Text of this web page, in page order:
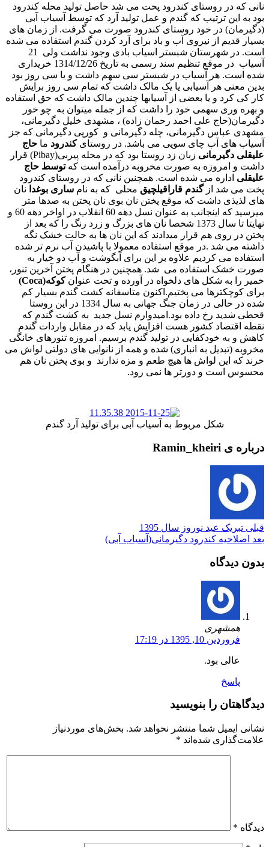
نانی که در روستای کندرود پخت می شد حاصل تولید محله کندرود
بود به این ترتیب که گندم و عمل تولید آرد که توسط آسیاب آبی
(دگیرمان) در خود روستای کندرود صورت می گرفت. از زمان های
بسیار قدیم از نیروی آب و باد برای آرد کردن گندم استفاده می شده
است. در شهرستان شبستر اسیاب بادی وجود نداشت ولی 21
آسیاب در موقع تنظیم سند رسمی به تاریخ 1314/12/26 خریداری
شده است. هر آسیاب در شبستر سی سهم داشت و یا سی روز بود
بدین معنی هر آسیابی یا یک مالک داشت که تمام سی روز برایش
کار کی کرد و یا بعضی از آسیابها چندین مالک داشت که حق استفاده
و بهره وری سهمی خود را داشت که از جمله میتوان به چو خور
دگیرمان(حاج علی احمد رحمان زاده) ، مشهدی خلیل دگیرمانی،
مشهدی عباس دگیرمانی، چله دگیرمانی و کورپی دگیرمانی که جز
آسیاب های آب چای سویی می باشد. در روستایکندرود ما حاج
علیقلی دگیرمانی
زبان زد روستا بود که در محله پیربی(Pibay) قرار
داشت و امروزه به صورت مخروبه درآمده است کهتوسط حاج
علیقلی اداره می شده است. همچنین نانی که در روستای کندرود
پخت می شد از گندم قاراقیلچیق محلی که به نام ساری بوغدا نان
های لذیذی داشت که موقع پختن نان بوی نان پختن به صدها متر
میرسید که اینجانب به عنوان نسل دهه 60 انقلاب در اواخر دهه 60 و
نهایتا تا سال 1373 شخصا نان های بزرگ و زرد رنگ را که بعد از
پختن در روی هم قرار میدادند که این نان ها به حالت خشک نگه
داشته می شد .در موقع استفاده معمولا با پاشیدن آب نرم تر شده
استفاده می کردیم علاوه بر این برای آبگوشت و آب دو خیار به
صورت خشک استفاده می شد. همچنین در هنگام پختن آخرین تنور،
خمیر را به شکل های دلخواه در آورده و تحت عنوانکوکه(Coca)
برای کوچکترها می پختیم.اکنون متاسفانه کشت گندم بسیار کم
شده در حالی در زمان جنگ جهانی به سال 1334 در این روستا
قحطی شدید رخ داده بود.امیدوارم نسل جدید به کشت گندم که
نقطه اقتصاد کشور هست افزایش یابد که در مقابل واردات گندم
کاهش و به خودکفایی در تولید گندم برسیم. امروزه تنورهای خانگی
مخروبه (تبدیل به انباری) شده و همه از نانوایی های دولتی لواش می
خرند که این لواش ها هیچ طعم و مزه ندارند و بوی پختن نان هم
محسوس است و دورتر ها نمی رود.
شکل مربوط به آسیاب آبی برای تولید آرد گندم
درباره ی Ramin_kheiri
قبلی تبریک عید نوروز سال 1395
بعد اصلاحیه کندرود دگیرمانی(آسیاب آبی)
بدون دیدگاه
همشهری
فروردین 10, 1395 در 17:19
عالی بود.
پاسخ
دیدگاهتان را بنویسید
نشانی ایمیل شما منتشر نخواهد شد. بخش‌های موردنیاز
علامت‌گذاری شده‌اند *
دیدگاه *